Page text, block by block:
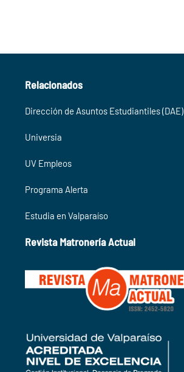
Relacionados
Dirección de Asuntos Estudiantiles (DAE)
Universia
UV Empleos
Programa Alerta
Estudia en Valparaíso
Revista Matronería Actual